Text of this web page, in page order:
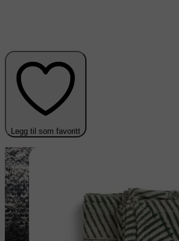
Legg til som favoritt